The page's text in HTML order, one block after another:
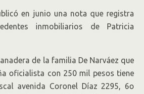
en junio una nota que registra
inmobiliarios de Patricia
de la familia De Narváez que
oficialista con 250 mil pesos tiene
avenida Coronel Díaz 2295, 6o